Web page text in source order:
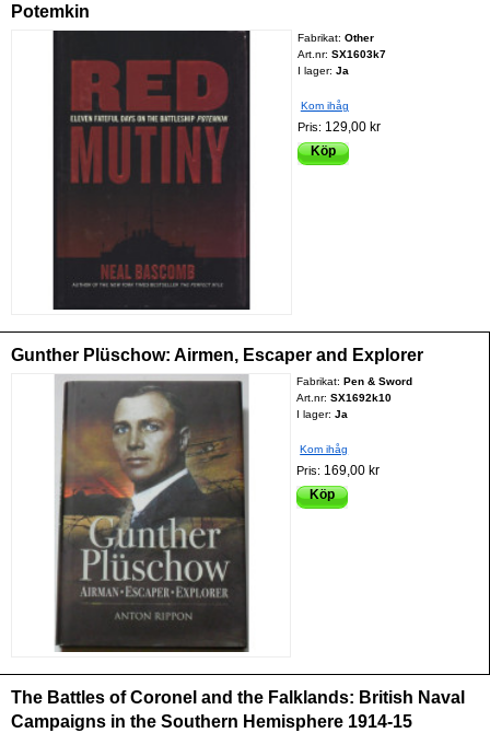
Potemkin
Fabrikat: Other
Art.nr: SX1603k7
I lager: Ja
Kom ihåg
Pris: 129,00 kr
Köp
Gunther Plüschow: Airmen, Escaper and Explorer
Fabrikat:Pen & Sword
Art.nr:SX1692k10
I lager: Ja
Kom ihåg
Pris: 169,00 kr
Köp
The Battles of Coronel and the Falklands: British Naval
Campaigns in the Southern Hemisphere 1914-15